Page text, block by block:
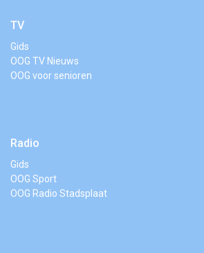
TV
Gids
OOG TV Nieuws
OOG voor senioren
Radio
Gids
OOG Sport
OOG Radio Stadsplaat